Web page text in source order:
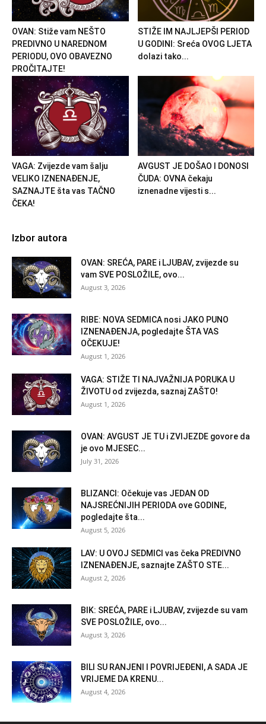
OVAN: Stiže vam NEŠTO
PREDIVNO U NAREDNOM
PERIODU, OVO OBAVEZNO
PROČITAJTE!
STIŽE IM NAJLJEPŠI PERIOD
U GODINI: Sreća OVOG LJETA
dolazi tako...
VAGA: Zvijezde vam šalju
VELIKO IZNENAĐENJE,
SAZNAJTE šta vas TAČNO
ČEKA!
AVGUST JE DOŠAO I DONOSI
ČUDA: OVNA čekaju
iznenadne vijesti s...
Izbor autora
OVAN: SREĆA, PARE i LJUBAV, zvijezde su
vam SVE POSLOŽILE, ovo...
August 3, 2026
RIBE: NOVA SEDMICA nosi JAKO PUNO
IZNENAĐENJA, pogledajte ŠTA VAS
OČEKUJE!
August 1, 2026
VAGA: STIŽE TI NAJVAŽNIJA PORUKA U
ŽIVOTU od zvijezda, saznaj ZAŠTO!
August 1, 2026
OVAN: AVGUST JE TU i ZVIJEZDE govore da
je ovo MJESEC...
July 31, 2026
BLIZANCI: Očekuje vas JEDAN OD
NAJSREĆNIJIH PERIODA ove GODINE,
pogledajte šta...
August 5, 2026
LAV: U OVOJ SEDMICI vas čeka PREDIVNO
IZNENAĐENJE, saznajte ZAŠTO STE...
August 2, 2026
BIK: SREĆA, PARE i LJUBAV, zvijezde su vam
SVE POSLOŽILE, ovo...
August 3, 2026
BILI SU RANJENI I POVRIJEĐENI, A SADA JE
VRIJEME DA KRENU...
August 4, 2026